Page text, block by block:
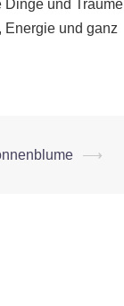
Dinge und Träume
Energie und ganz
⟶